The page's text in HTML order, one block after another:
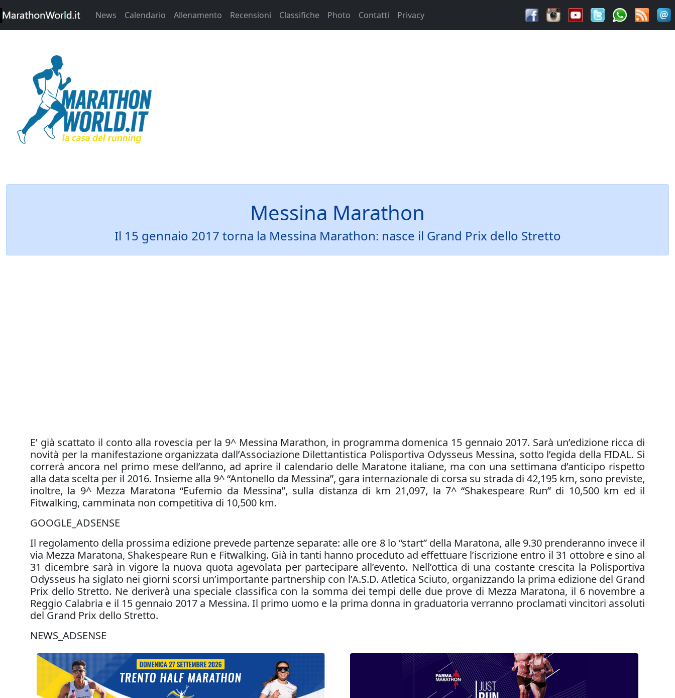
News Calendario Allenamento Recensioni Classifiche Photo Contatti Privacy
Messina Marathon
Il 15 gennaio 2017 torna la Messina Marathon: nasce il Grand Prix dello Stretto
E’ già scattato il conto alla rovescia per la 9^ Messina Marathon, in programma domenica 15 gennaio 2017. Sarà un’edizione ricca di
novità per la manifestazione organizzata dall’Associazione Dilettantistica Polisportiva Odysseus Messina, sotto l’egida della FIDAL. Si
correrà ancora nel primo mese dell’anno, ad aprire il calendario delle Maratone italiane, ma con una settimana d’anticipo rispetto
alla data scelta per il 2016. Insieme alla 9^ “Antonello da Messina”, gara internazionale di corsa su strada di 42,195 km, sono previste,
inoltre, la 9^ Mezza Maratona “Eufemio da Messina”, sulla distanza di km 21,097, la 7^ “Shakespeare Run” di 10,500 km ed il
Fitwalking, camminata non competitiva di 10,500 km.
GOOGLE_ADSENSE
Il regolamento della prossima edizione prevede partenze separate: alle ore 8 lo “start” della Maratona, alle 9.30 prenderanno invece il
via Mezza Maratona, Shakespeare Run e Fitwalking. Già in tanti hanno proceduto ad effettuare l’iscrizione entro il 31 ottobre e sino al
31 dicembre sarà in vigore la nuova quota agevolata per partecipare all’evento. Nell’ottica di una costante crescita la Polisportiva
Odysseus ha siglato nei giorni scorsi un’importante partnership con l’A.S.D. Atletica Sciuto, organizzando la prima edizione del Grand
Prix dello Stretto. Ne deriverà una speciale classifica con la somma dei tempi delle due prove di Mezza Maratona, il 6 novembre a
Reggio Calabria e il 15 gennaio 2017 a Messina. Il primo uomo e la prima donna in graduatoria verranno proclamati vincitori assoluti
del Grand Prix dello Stretto.
NEWS_ADSENSE